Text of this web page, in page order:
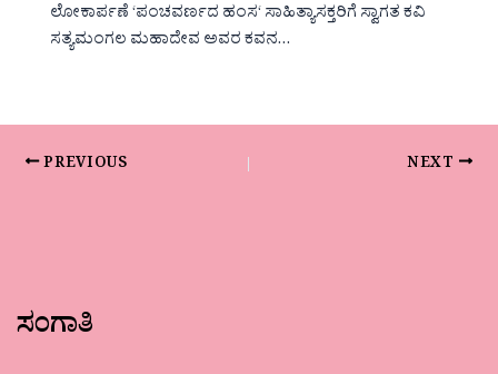
ಲೋಕಾರ್ಪಣೆ ‘ಪಂಚವರ್ಣದ ಹಂಸ‘ ಸಾಹಿತ್ಯಾಸಕ್ತರಿಗೆ ಸ್ವಾಗತ ಕವಿ
ಸತ್ಯಮಂಗಲ ಮಹಾದೇವ ಅವರ ಕವನ…
PREVIOUS NEXT
ಸಂಗಾತಿ